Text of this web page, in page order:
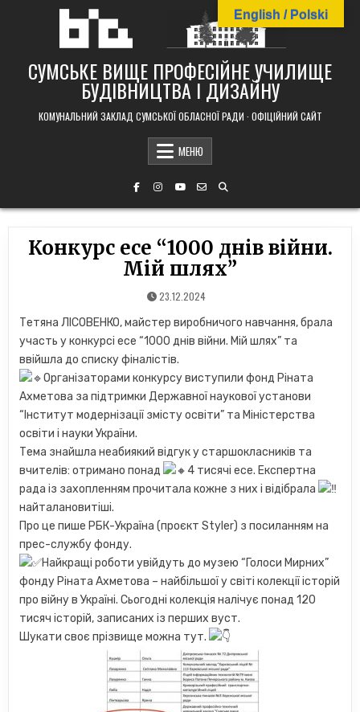
СУМСЬКЕ ВИЩЕ ПРОФЕСІЙНЕ УЧИЛИЩЕ
БУДІВНИЦТВА І ДИЗАЙНУ
КОМУНАЛЬНИЙ ЗАКЛАД СУМСЬКОЇ ОБЛАСНОЇ РАДИ · ОФІЦІЙНИЙ САЙТ
МЕНЮ
Конкурс есе “1000 днів війни.
Мій шлях”
23.12.2024
Тетяна ЛІСОВЕНКО, майстер виробничого навчання, брала
участь у конкурсі есе “1000 днів війни. Мій шлях” та
ввійшла до списку фіналістів.
Організаторами конкурсу виступили фонд Ріната
Ахметова за підтримки Державної наукової установи
“Інститут модернізації змісту освіти” та Міністерства
освіти і науки України.
Тема знайшла неабиякий відгук у старшокласників та
вчителів: отримано понад
4 тисячі есе. Експертна
рада із захопленням прочитала кожне з них і відібрала
найталановитіші.
Про це пише РБК-Україна (проєкт Styler) з посиланням на
прес-службу фонду.
Найкращі роботи увійдуть до музею “Голоси Мирних”
фонду Ріната Ахметова – найбільшої у світі колекції історій
про війну в Україні. Сьогодні колекція налічує понад 120
тисяч історій, записаних із перших вуст.
Шукати своє прізвище можна тут.
English / Polski